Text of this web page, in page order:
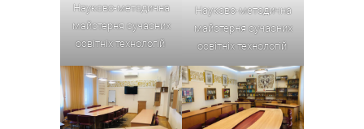
Науково-методична
майстерня сучасних
освітніх технологій
Науково-методична
майстерня сучасних
освітніх технологій